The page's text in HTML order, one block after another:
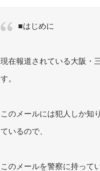
■はじめに
現在報道されている大阪・
す。
このメールには犯人しか知
ているので、
このメールを警察に持って